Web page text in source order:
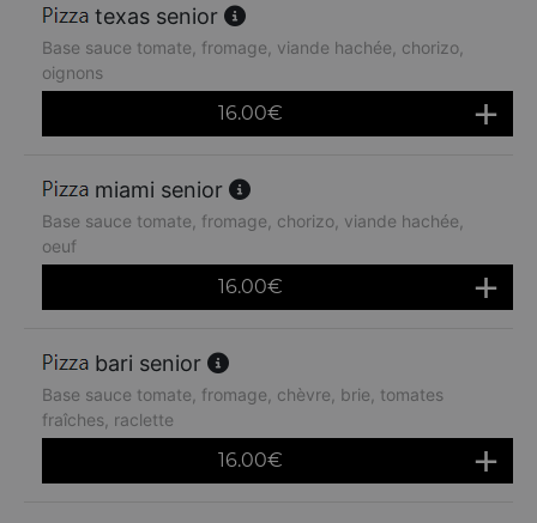
texas senior
Base sauce tomate, fromage, viande hachée, chorizo,
oignons
16.00€
miami senior
Base sauce tomate, fromage, chorizo, viande hachée,
oeuf
16.00€
bari senior
Base sauce tomate, fromage, chèvre, brie, tomates
fraîches, raclette
16.00€